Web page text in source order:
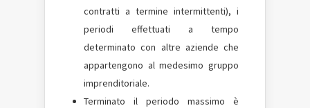
contratti a termine intermittenti), i
periodi effettuati a tempo
determinato con altre aziende che
appartengono al medesimo gruppo
imprenditoriale.
Terminato il periodo massimo è